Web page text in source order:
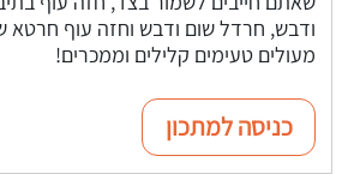
ודבש, חרדל שום ודבש וחזה עוף חרטא
מעולים טעימים קלילים וממכרים!
כניסה למתכון